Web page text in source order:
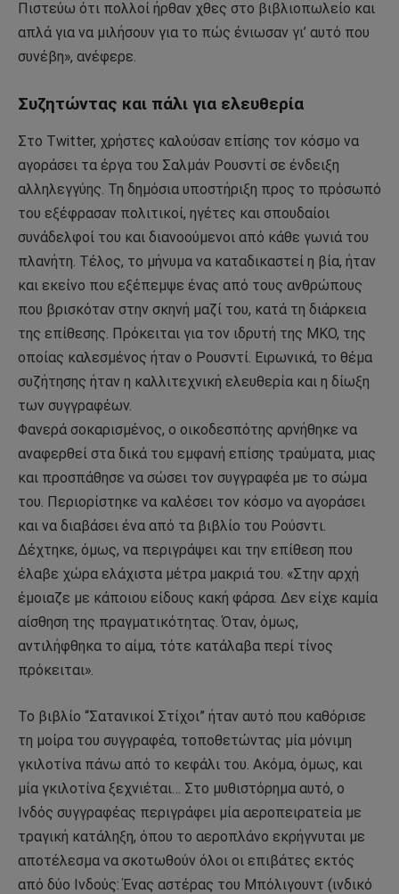
Πιστεύω ότι πολλοί ήρθαν χθες στο βιβλιοπωλείο και
απλά για να μιλήσουν για το πώς ένιωσαν γι’ αυτό που
συνέβη», ανέφερε.
Συζητώντας και πάλι για ελευθερία
Στο Twitter, χρήστες καλούσαν επίσης τον κόσμο να
αγοράσει τα έργα του Σαλμάν Ρουσντί σε ένδειξη
αλληλεγγύης. Τη δημόσια υποστήριξη προς το πρόσωπό
του εξέφρασαν πολιτικοί, ηγέτες και σπουδαίοι
συνάδελφοί του και διανοούμενοι από κάθε γωνιά του
πλανήτη. Τέλος, το μήνυμα να καταδικαστεί η βία, ήταν
και εκείνο που εξέπεμψε ένας από τους ανθρώπους
που βρισκόταν στην σκηνή μαζί του, κατά τη διάρκεια
της επίθεσης. Πρόκειται για τον ιδρυτή της ΜΚΟ, της
οποίας καλεσμένος ήταν ο Ρουσντί. Ειρωνικά, το θέμα
συζήτησης ήταν η καλλιτεχνική ελευθερία και η δίωξη
των συγγραφέων.
Φανερά σοκαρισμένος, ο οικοδεσπότης αρνήθηκε να
αναφερθεί στα δικά του εμφανή επίσης τραύματα, μιας
και προσπάθησε να σώσει τον συγγραφέα με το σώμα
του. Περιορίστηκε να καλέσει τον κόσμο να αγοράσει
και να διαβάσει ένα από τα βιβλίο του Ρούσντι.
Δέχτηκε, όμως, να περιγράψει και την επίθεση που
έλαβε χώρα ελάχιστα μέτρα μακριά του. «Στην αρχή
έμοιαζε με κάποιου είδους κακή φάρσα. Δεν είχε καμία
αίσθηση της πραγματικότητας. Όταν, όμως,
αντιλήφθηκα το αίμα, τότε κατάλαβα περί τίνος
πρόκειται».
Το βιβλίο “Σατανικοί Στίχοι” ήταν αυτό που καθόρισε
τη μοίρα του συγγραφέα, τοποθετώντας μία μόνιμη
γκιλοτίνα πάνω από το κεφάλι του. Ακόμα, όμως, και
μία γκιλοτίνα ξεχνιέται… Στο μυθιστόρημα αυτό, ο
Ινδός συγγραφέας περιγράφει μία αεροπειρατεία με
τραγική κατάληξη, όπου το αεροπλάνο εκρήγνυται με
αποτέλεσμα να σκοτωθούν όλοι οι επιβάτες εκτός
από δύο Ινδούς: Ένας αστέρας του Μπόλιγουντ (ινδικό